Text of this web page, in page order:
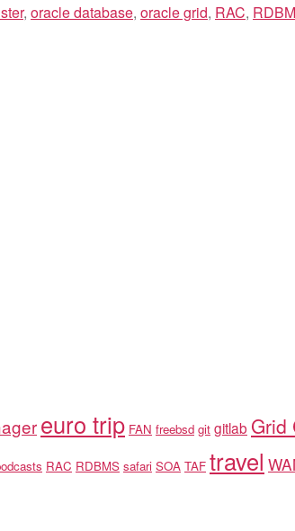
, oracle database, oracle grid, RAC,
euro trip FAN freebsd git gitlab Grid
RAC RDBMS safari SOA TAF travel